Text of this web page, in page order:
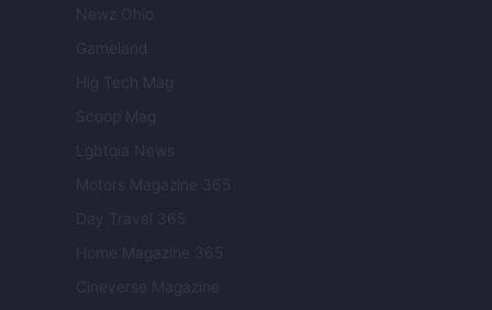
Newz Ohio
Gameland
Hig Tech Mag
Scoop Mag
Lgbtqia News
Motors Magazine 365
Day Travel 365
Home Magazine 365
Cineverse Magazine